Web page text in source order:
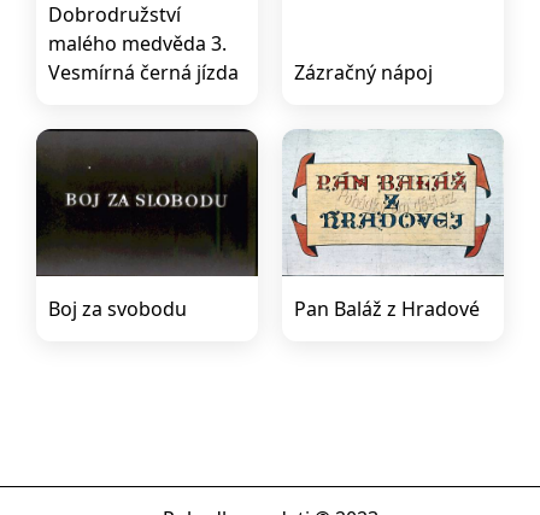
Dobrodružství
malého medvěda 3.
Vesmírná černá jízda
Zázračný nápoj
Boj za svobodu Pan Baláž z Hradové